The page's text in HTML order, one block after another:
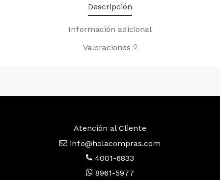
Descripción
Información adicional
Valoraciones 0
Atención al Cliente
info@holacompras.com
4001-6833
8961-5977